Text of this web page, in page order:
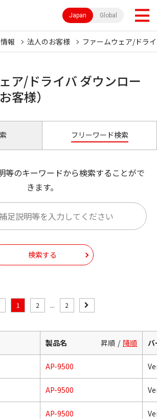
Japan Global
報 法人のお客様 ファームウェア/ドラ
ア/ドライバ ダウンロー
客様）
フリーワード検索
等のキーワードから検索することがで
きます。
検索する
1 2 ... 2
製品名 昇順 降順
AP-9500
AP-9500
AP-9500